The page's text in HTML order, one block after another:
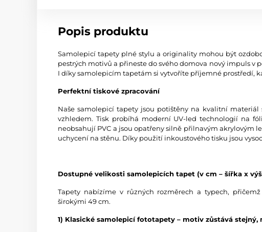
Popis produktu
Samolepicí tapety plné stylu a originality mohou být
pestrých motivů a přineste do svého domova nový impuls v
I díky samolepicím tapetám si vytvoříte příjemné prostředí,
Perfektní tiskové zpracování
Naše samolepicí tapety jsou potištěny na kvalitní
vzhledem. Tisk probíhá moderní UV-led technologií na
neobsahují PVC a jsou opatřeny silně přilnavým akrylovým
uchycení na stěnu. Díky použití inkoustového tisku jsou
Dostupné velikosti samolepicích tapet (v cm – šířka x
Tapety nabízíme v různých rozměrech a typech,
širokými 49 cm.
1) Klasické samolepicí fototapety – motiv zůstává stejný,